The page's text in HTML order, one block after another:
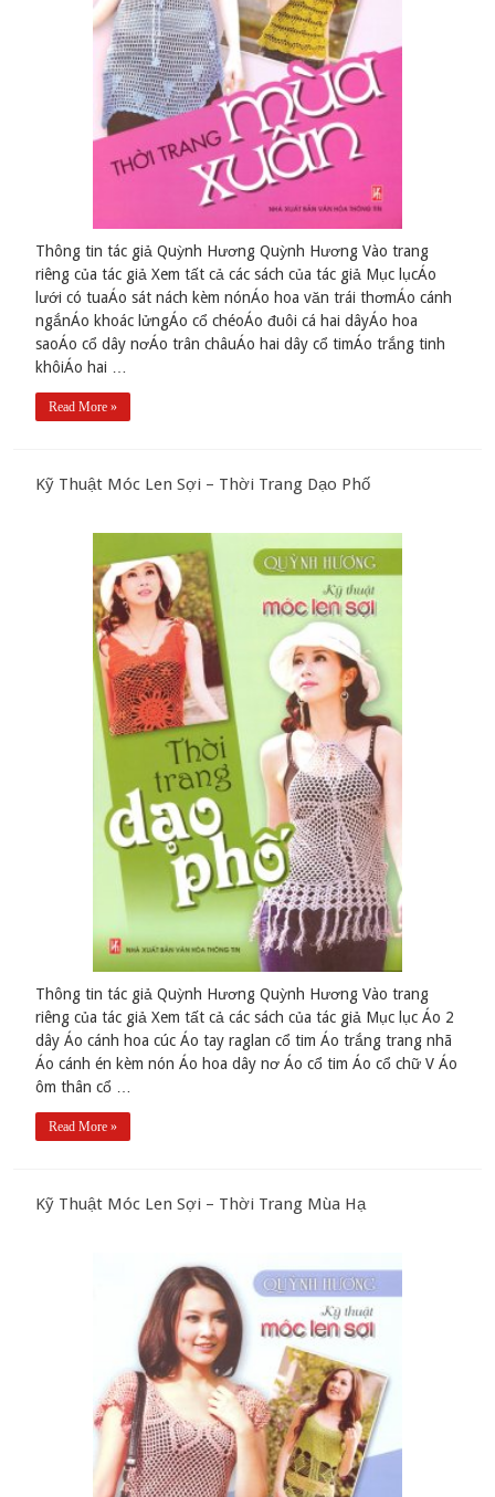
Thông tin tác giả Quỳnh Hương Quỳnh Hương Vào trang
riêng của tác giả Xem tất cả các sách của tác giả Mục lụcÁo
lưới có tuaÁo sát nách kèm nónÁo hoa văn trái thơmÁo cánh
ngắnÁo khoác lửngÁo cổ chéoÁo đuôi cá hai dâyÁo hoa
saoÁo cổ dây nơÁo trân châuÁo hai dây cổ timÁo trắng tinh
khôiÁo hai …
Read More »
Kỹ Thuật Móc Len Sợi – Thời Trang Dạo Phố
Thông tin tác giả Quỳnh Hương Quỳnh Hương Vào trang
riêng của tác giả Xem tất cả các sách của tác giả Mục lục Áo 2
dây Áo cánh hoa cúc Áo tay raglan cổ tim Áo trắng trang nhã
Áo cánh én kèm nón Áo hoa dây nơ Áo cổ tim Áo cổ chữ V Áo
ôm thân cổ …
Read More »
Kỹ Thuật Móc Len Sợi – Thời Trang Mùa Hạ